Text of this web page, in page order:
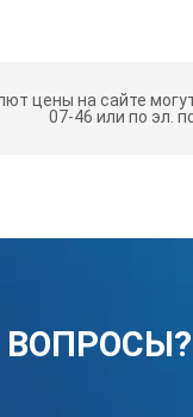
цены на сайте
07-46 или по эл.
ВОПРОСЫ?